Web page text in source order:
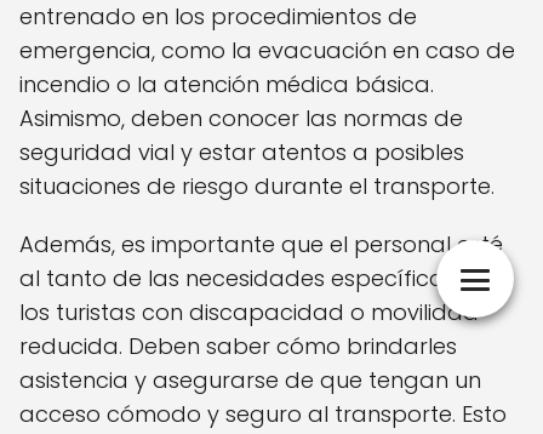
entrenado en los procedimientos de
emergencia, como la evacuación en caso de
incendio o la atención médica básica.
Asimismo, deben conocer las normas de
seguridad vial y estar atentos a posibles
situaciones de riesgo durante el transporte.
Además, es importante que el personal esté
al tanto de las necesidades específicas de
los turistas con discapacidad o movilidad
reducida. Deben saber cómo brindarles
asistencia y asegurarse de que tengan un
acceso cómodo y seguro al transporte. Esto